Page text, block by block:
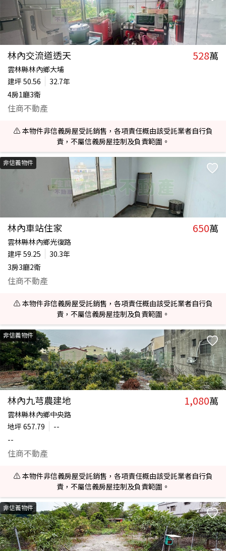
林內交流道透天 528萬
雲林縣林內鄉大埔
建坪 50.56
32.7年
4房1廳3衛
住商不動產
⚠️ 本物件非信義房屋受託銷售，各項責任概由該受託業者自行負
責，不屬信義房屋控制及負責範圍。
非信義物件
林內車站住家 650萬
雲林縣林內鄉光復路
建坪 59.25
30.3年
3房3廳2衛
住商不動產
⚠️ 本物件非信義房屋受託銷售，各項責任概由該受託業者自行負
責，不屬信義房屋控制及負責範圍。
非信義物件
林內九芎農建地 1,080萬
雲林縣林內鄉中央路
地坪 657.79
--
--
住商不動產
⚠️ 本物件非信義房屋受託銷售，各項責任概由該受託業者自行負
責，不屬信義房屋控制及負責範圍。
非信義物件